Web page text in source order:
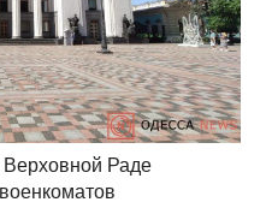
Верховной Раде